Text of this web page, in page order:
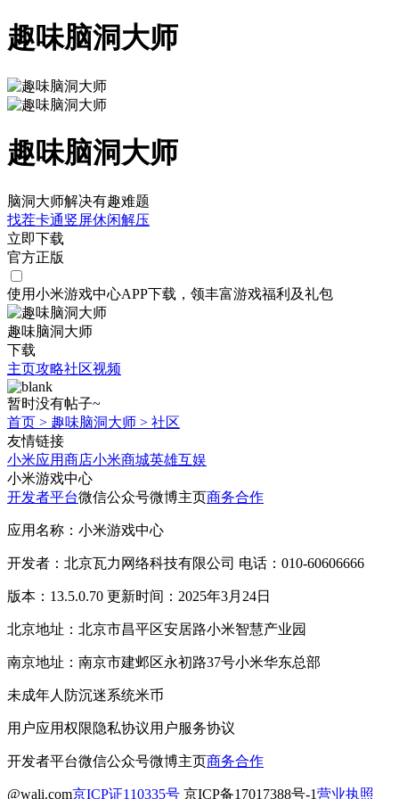
趣味脑洞大师
趣味脑洞大师
脑洞大师解决有趣难题
找茬卡通竖屏休闲解压
立即下载
官方正版
使用小米游戏中心APP下载 ，领丰富游戏福利 及礼包
趣味脑洞大师
下载
主页攻略社区视频
暂时没有帖子~
首页 > 趣味脑洞大师 > 社区
友情链接
小米应用商店小米商城英雄互娱
小米游戏中心
开发者平台微信公众号微博主页商务合作
应用名称：小米游戏中心
开发者：北京瓦力网络科技有限公司 电话：010-60606666
版本：13.5.0.70 更新时间：2025年3月24日
北京地址：北京市昌平区安居路小米智慧产业园
南京地址：南京市建邺区永初路37号小米华东总部
未成年人防沉迷系统米币
用户应用权限隐私协议用户服务协议
开发者平台微信公众号微博主页商务合作
@wali.com京ICP证110335号 京ICP备17017388号-1营业执照